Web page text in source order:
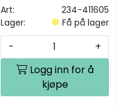
Art:
234-411605
Lager:
Få på lager
-
+
Logg inn for å
kjøpe